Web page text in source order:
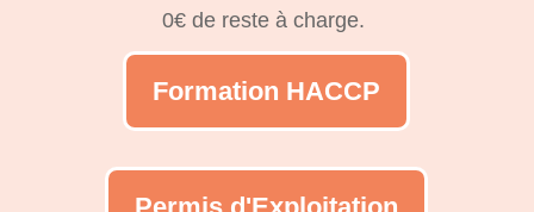
0€ de reste à charge.
Formation HACCP